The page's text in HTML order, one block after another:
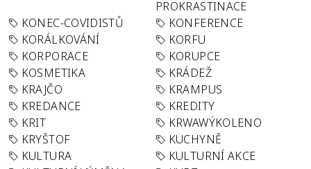
PROKRASTINACE
KONEC-COVIDISTŮ
KONFERENCE
KORÁLKOVÁNÍ
KORFU
KORPORACE
KORUPCE
KOSMETIKA
KRÁDEŽ
KRAJČO
KRAMPUS
KREDANCE
KREDITY
KRIT
KRWAWÝKOLENO
KRYŠTOF
KUCHYNĚ
KULTURA
KULTURNÍ AKCE